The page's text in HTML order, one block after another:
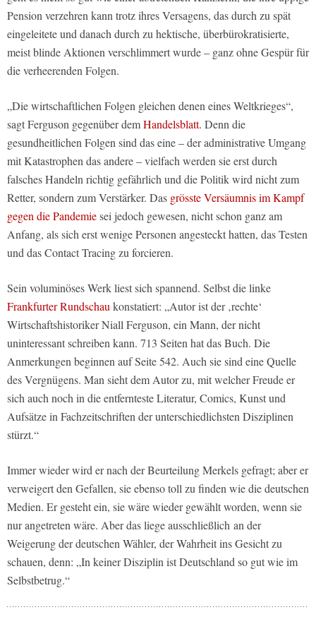
Pension verzehren kann trotz ihres Versagens, das durch zu spät
eingeleitete und danach durch zu hektische, überbürokratisierte,
meist blinde Aktionen verschlimmert wurde – ganz ohne Gespür für
die verheerenden Folgen.
„Die wirtschaftlichen Folgen gleichen denen eines Weltkrieges“,
sagt Ferguson gegenüber demHandelsblatt. Denn die
gesundheitlichen Folgen sind das eine – der administrative Umgang
mit Katastrophen das andere – vielfach werden sie erst durch
falsches Handeln richtig gefährlich und die Politik wird nicht zum
Retter, sondern zum Verstärker. Das grösste Versäumnis im Kampf
gegen die Pandemiesei jedoch gewesen, nicht schon ganz am
Anfang, als sich erst wenige Personen angesteckt hatten, das Testen
und das Contact Tracing zu forcieren.
Sein voluminöses Werk liest sich spannend. Selbst die linke
Frankfurter Rundschaukonstatiert: „Autor ist der ‚rechte‘
Wirtschaftshistoriker Niall Ferguson, ein Mann, der nicht
uninteressant schreiben kann. 713 Seiten hat das Buch. Die
Anmerkungen beginnen auf Seite 542. Auch sie sind eine Quelle
des Vergnügens. Man sieht dem Autor zu, mit welcher Freude er
sich auch noch in die entfernteste Literatur, Comics, Kunst und
Aufsätze in Fachzeitschriften der unterschiedlichsten Disziplinen
stürzt.“
Immer wieder wird er nach der Beurteilung Merkels gefragt; aber er
verweigert den Gefallen, sie ebenso toll zu finden wie die deutschen
Medien. Er gesteht ein, sie wäre wieder gewählt worden, wenn sie
nur angetreten wäre. Aber das liege ausschließlich an der
Weigerung der deutschen Wähler, der Wahrheit ins Gesicht zu
schauen, denn: „In keiner Disziplin ist Deutschland so gut wie im
Selbstbetrug.“